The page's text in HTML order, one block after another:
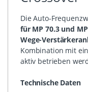
Die Auto-
für MP 70.3 und
Wege-
Kombination mit
aktiv betrieben
Technische Daten